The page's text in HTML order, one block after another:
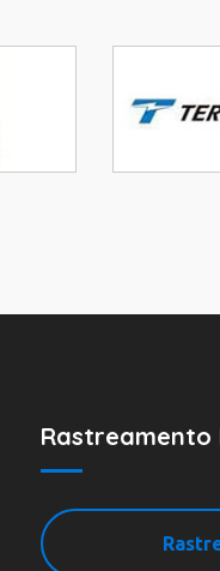
Rastreamento